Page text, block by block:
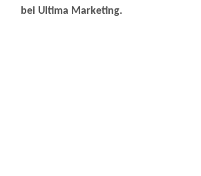
bei Ultima Marketing.